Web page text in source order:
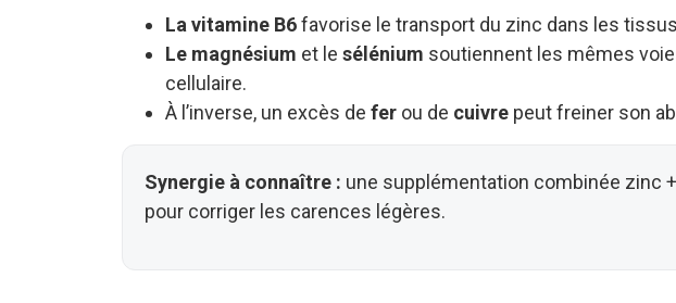
La vitamine B6favorise le transport du zinc dans les
Le magnésium et le sélénium soutiennent les mêmes
cellulaire.
À l’inverse, un excès de fer ou de cuivre peut freiner son
Synergie à connaître : une supplémentation combinée zinc
pour corriger les carences légères.